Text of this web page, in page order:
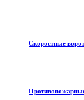
Скоростные